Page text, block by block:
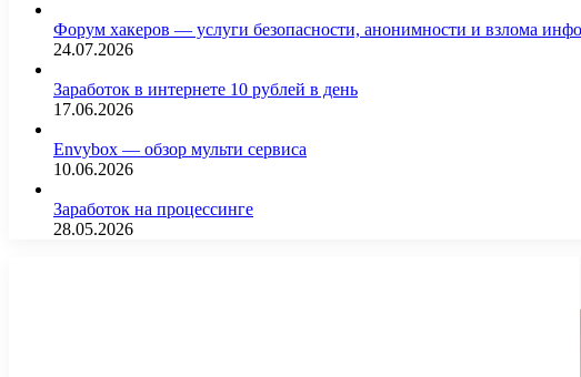
Форум хакеров — услуги безопасности, анонимности и взлома
24.07.2026
Заработок в интернете 10 рублей в день
17.06.2026
Envybox — обзор мульти сервиса
10.06.2026
Заработок на процессинге
28.05.2026